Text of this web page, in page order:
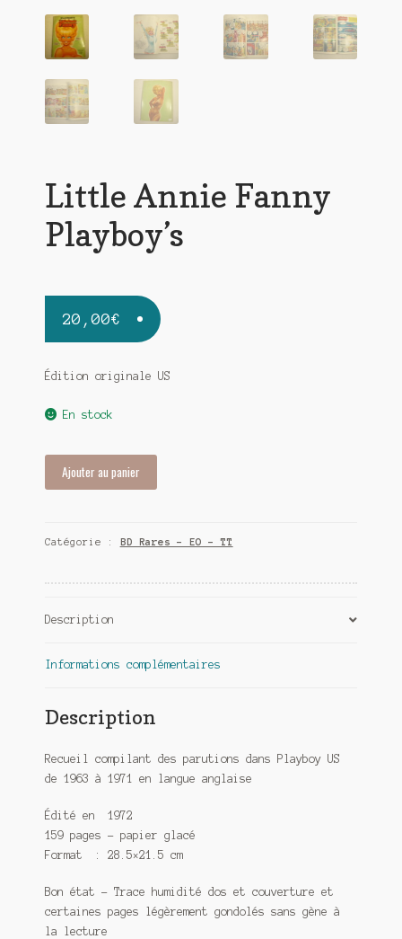
Little Annie Fanny
Playboy’s
20,00€
Édition originale US
En stock
Fanny
Ajouter au panier
Catégorie : BD Rares - EO - TT
Description
Informations complémentaires
Description
Recueil compilant des parutions dans Playboy US
de 1963 à 1971 en langue anglaise
Édité en 1972
159 pages – papier glacé
Format : 28.5×21.5 cm
Bon état – Trace humidité dos et couverture et
certaines pages légèrement gondolés sans gène à
la lecture